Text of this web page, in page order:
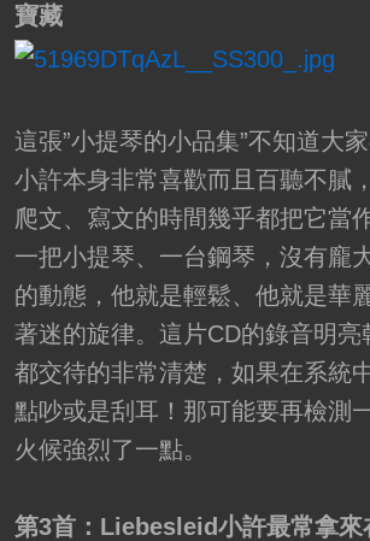
寶藏
這張”小提琴的小品集”不知道大
小許本身非常喜歡而且百聽不膩
爬文、寫文的時間幾乎都把它當
一把小提琴、一台鋼琴，沒有龐
的動態，他就是輕鬆、他就是華
著迷的旋律。這片CD的錄音明亮
都交待的非常清楚，如果在系統
點吵或是刮耳！那可能要再檢測
火候強烈了一點。
第3首：Liebesleid小許最常拿來